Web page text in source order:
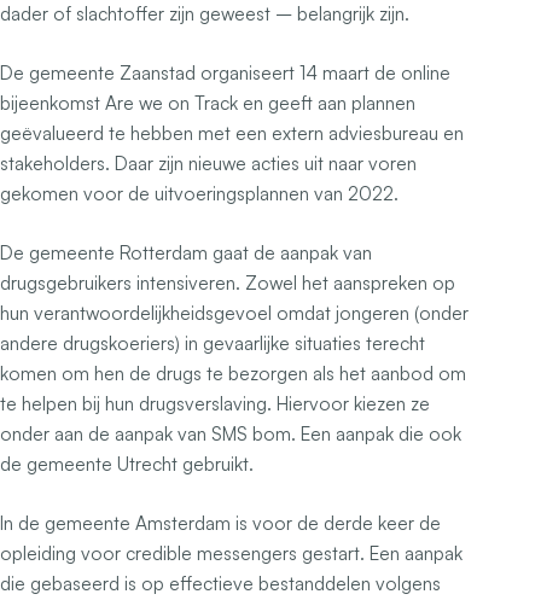
dader of slachtoffer zijn geweest – belangrijk zijn.
De gemeente Zaanstad organiseert 14 maart de online
bijeenkomst Are we on Track en geeft aan plannen
geëvalueerd te hebben met een extern adviesbureau en
stakeholders. Daar zijn nieuwe acties uit naar voren
gekomen voor de uitvoeringsplannen van 2022.
De gemeente Rotterdam gaat de aanpak van
drugsgebruikers intensiveren. Zowel het aanspreken op
hun verantwoordelijkheidsgevoel omdat jongeren (onder
andere drugskoeriers) in gevaarlijke situaties terecht
komen om hen de drugs te bezorgen als het aanbod om
te helpen bij hun drugsverslaving. Hiervoor kiezen ze
onder aan de aanpak van SMS bom. Een aanpak die ook
de gemeente Utrecht gebruikt.
In de gemeente Amsterdam is voor de derde keer de
opleiding voor credible messengers gestart. Een aanpak
die gebaseerd is op effectieve bestanddelen volgens